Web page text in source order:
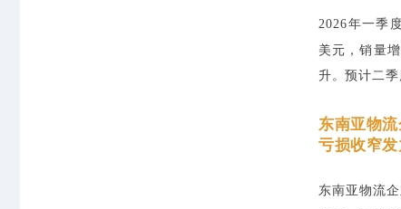
2026年一季
美元，销量
升。预计二
东南亚物
亏损收窄
东南亚物流